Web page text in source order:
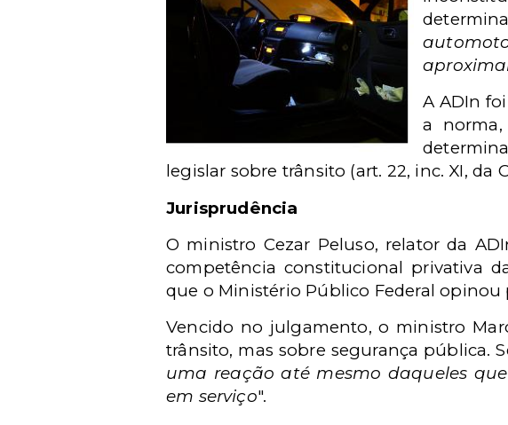
A ADIn
a
legislar sobre trânsito (art. 22, inc. XI, da
Jurisprudência
O ministro Cezar Peluso, relator da
competência constitucional privativa
que o Ministério Público Federal opinou
Vencido no julgamento, o ministro
trânsito, mas sobre segurança pública.
uma reação até mesmo daqueles
em serviço".